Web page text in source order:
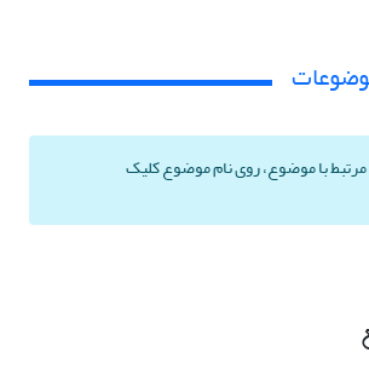
با موضوع، روی نام موضوع کلیک